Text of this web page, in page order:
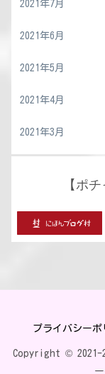
2021年7月
2021年6月
2021年5月
2021年4月
2021年3月
【ポ
プライバシーポ
Copyright © 2021-